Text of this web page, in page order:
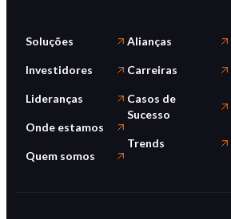
Soluções
Investidores
Lideranças
Onde estamos
Quem somos
Alianças
Carreiras
Casos de
Sucesso
Trends